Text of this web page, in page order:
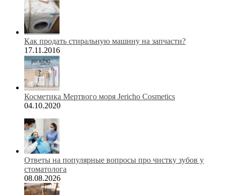
Как продать стиральную машину на запчасти?
17.11.2016
Косметика Мертвого моря Jericho Cosmetics
04.10.2020
Ответы на популярные вопросы про чистку зубов у
стоматолога
08.08.2026